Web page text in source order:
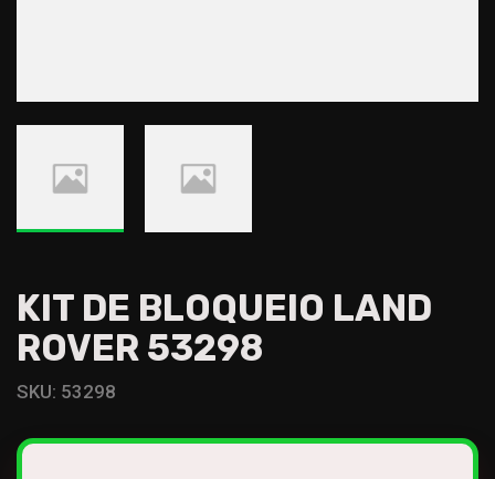
KIT DE BLOQUEIO LAND
ROVER 53298
SKU: 53298